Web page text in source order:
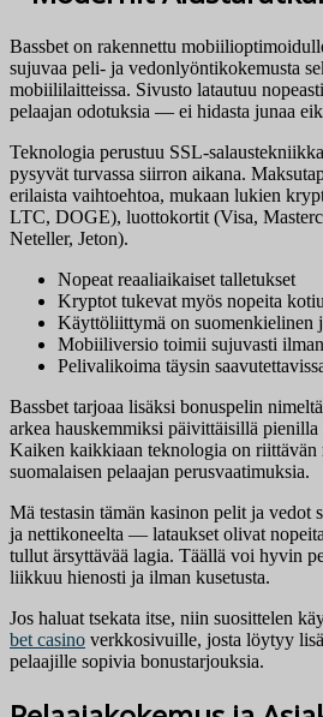
Bassbet on rakennettu
sujuvaa peli- ja vedonlyöntikokemusta
mobiililaitteissa. Sivusto latautuu
pelaajan odotuksia — ei hidasta junaa
Teknologia perustuu SSL-
pysyvät turvassa siirron aikana.
erilaista vaihtoehtoa, mukaan lukien
LTC, DOGE), luottokortit (Visa,
Neteller, Jeton).
Nopeat reaaliaikaiset talletukset
Kryptot tukevat myös nopeita
Käyttöliittymä on suomenkielinen
Mobiiliversio toimii sujuvasti
Pelivalikoima täysin
Bassbet tarjoaa lisäksi bonuspelin
arkea hauskemmiksi päivittäisillä
Kaiken kaikkiaan teknologia on riittävän
suomalaisen pelaajan perusvaatimuksia.
Mä testasin tämän kasinon pelit ja vedot
ja nettikoneelta — lataukset olivat
tullut ärsyttävää lagia. Täällä voi hyvin
liikkuu hienosti ja ilman kusetusta.
Jos haluat tsekata itse, niin suosittelen
bet casino verkkosivuille, josta löytyy
pelaajille sopivia bonustarjouksia.